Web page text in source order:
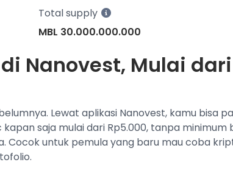
Total supply
MBL 30.000.000.000
Nanovest, Mulai dari
Lewat aplikasi Nanovest, kamu bisa
saja mulai dari Rp5.000, tanpa minimum
Cocok untuk pemula yang baru mau coba